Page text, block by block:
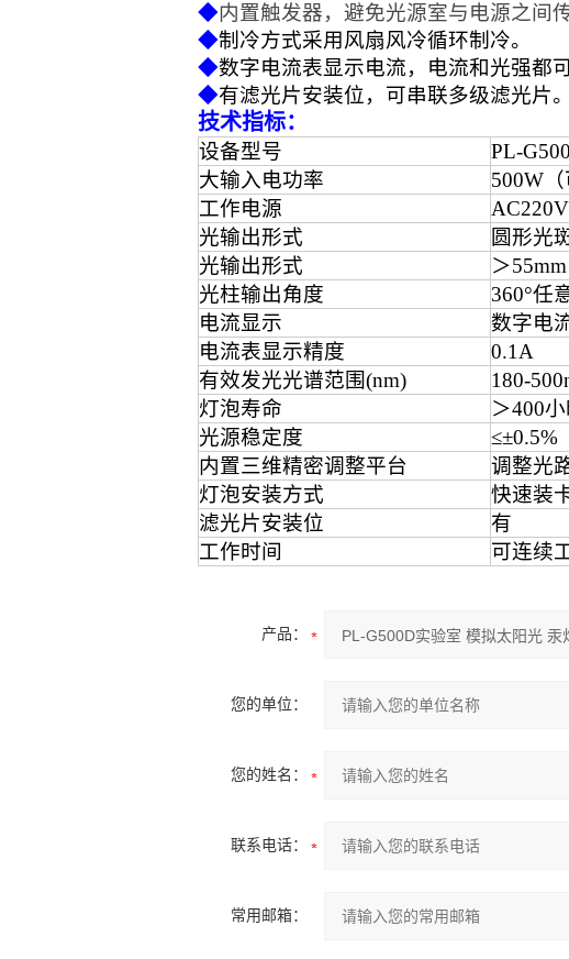
◆内置触发器，避免光源室与电源之间
◆制冷方式采用风扇风冷循环制冷。
◆数字电流表显示电流，电流和光强都可
◆有滤光片安装位，可串联多级滤光片。
技术指标：
设备型号 PL-G50
大输入电功率
500W（
工作电源
AC220V
光输出形式
圆形光
光输出形式
＞55mm
光柱输出角度
360°任
电流显示
数字电
电流表显示精度
0.1A
有效发光光谱范围(nm)
180-500
灯泡寿命
＞400
光源稳定度
≤±0.5%
内置三维精密调整平台
调整光
灯泡安装方式
快速装
滤光片安装位
有
工作时间
可连续
产品：
您的单位：
您的姓名：
联系电话：
常用邮箱：